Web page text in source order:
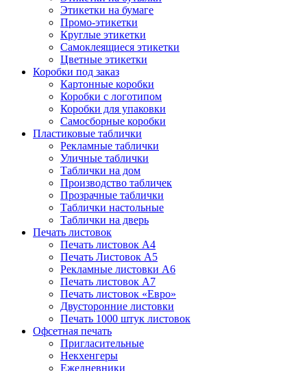
Этикетки на бумаге
Промо-этикетки
Круглые этикетки
Самоклеящиеся этикетки
Цветные этикетки
Коробки под заказ
Картонные коробки
Коробки с логотипом
Коробки для упаковки
Самосборные коробки
Пластиковые таблички
Рекламные таблички
Уличные таблички
Таблички на дом
Производство табличек
Прозрачные таблички
Таблички настольные
Таблички на дверь
Печать листовок
Печать листовок А4
Печать Листовок А5
Рекламные листовки А6
Печать листовок А7
Печать листовок «Евро»
Двусторонние листовки
Печать 1000 штук листовок
Офсетная печать
Пригласительные
Некхенгеры
Ежедневники